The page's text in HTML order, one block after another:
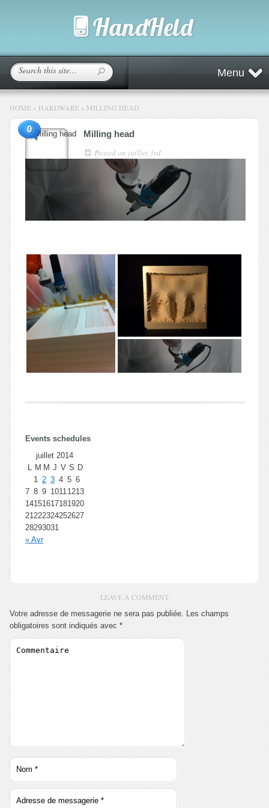
Menu
HOME » HARDWARE » MILLING HEAD
0 Milling head
Posted on juillet 3rd
Events schedules
juillet 2014
L M M J V S D
« Avr
1 2 3 4 5 6
7 8 9 10111213
14151617181920
21222324252627
28293031
LEAVE A COMMENT
Votre adresse de messagerie ne sera pas publiée. Les champs
obligatoires sont indiqués avec *